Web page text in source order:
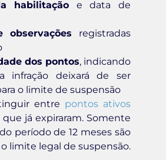
habilitação e data de
observações registradas
dos pontos, indicando
infração deixará de ser
o limite de suspensão
entre pontos ativos
que já expiraram. Somente
período de 12 meses são
limite legal de suspensão.